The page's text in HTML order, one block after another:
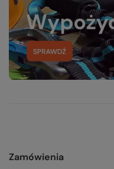
Zamówienia